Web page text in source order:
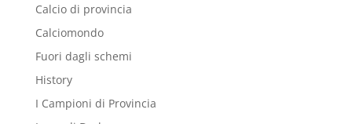
Calcio di provincia
Calciomondo
Fuori dagli schemi
History
I Campioni di Provincia